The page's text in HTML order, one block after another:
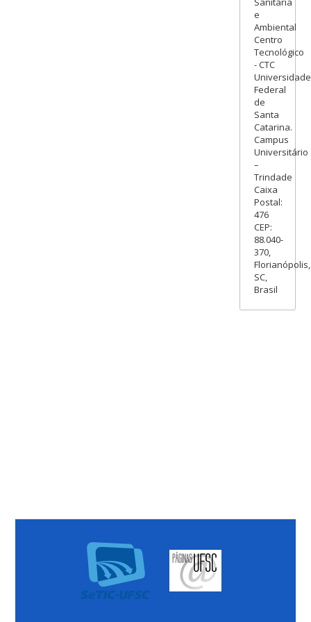
e
Ambiental
Centro
Tecnológico
- CTC
Universidade
Federal
de
Santa
Catarina.
Campus
Universitário
–
Trindade
Caixa
Postal:
476
CEP:
88.040-
370,
Florianópolis,
SC,
Brasil